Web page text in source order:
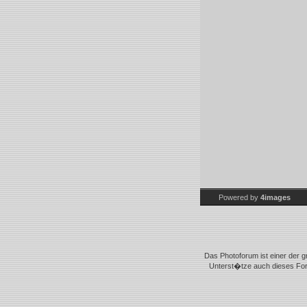
Powered by 4images
Das Photoforum ist einer der
Unterst�tze auch dieses